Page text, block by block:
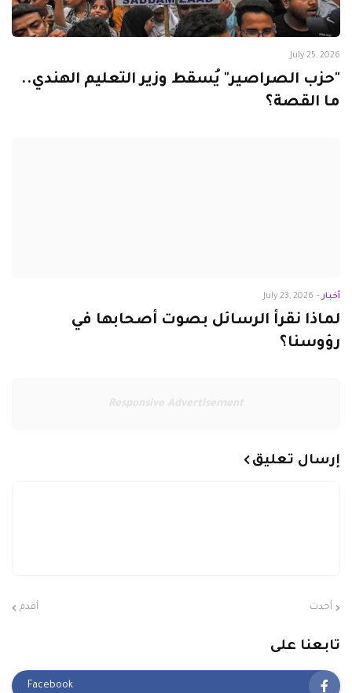
July 25, 2026
"حزب الصراصير" يُسقط وزير التعليم الهندي..
ما القصة؟
أخبار -
July 23, 2026
لماذا نقرأ الرسائل بصوت أصحابها في
رؤوسنا؟
Responsive Advertisement
إرسال تعليق
أحدث أقدم
تابعنا على
Facebook